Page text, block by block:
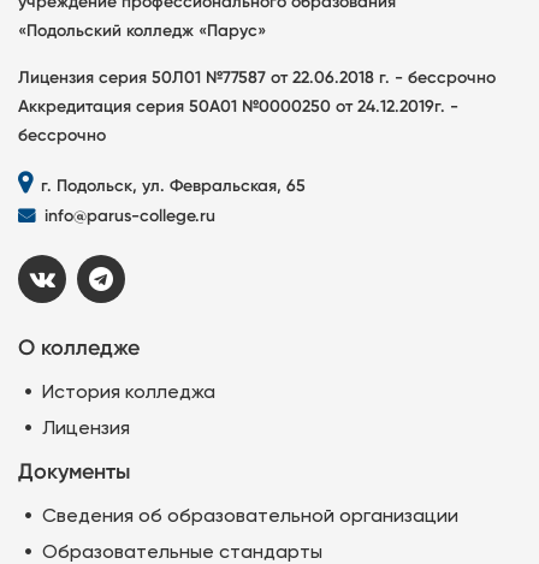
«Подольский колледж «Парус»
Лицензия серия 50Л01 №77587 от 22.06.2018 г. - бессрочно
Аккредитация серия 50А01 №0000250 от 24.12.2019г. -
бессрочно
г. Подольск, ул. Февральская, 65
info@parus-college.ru
О колледже
История колледжа
Лицензия
Документы
Сведения об образовательной организации
Образовательные стандарты